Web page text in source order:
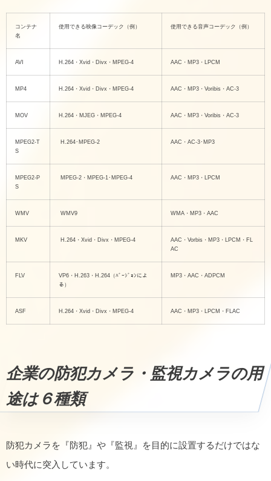
コンテナ
名
使用できる映像コーデック（例） 使用できる音声コーデック（例）
AVI H.264・Xvid・Divx・MPEG-4 AAC・MP3・LPCM
MP4 H.264・Xvid・Divx・MPEG-4 AAC・MP3・Voribis・AC-3
MOV H.264・MJEG・MPEG-4 AAC・MP3・Voribis・AC-3
MPEG2-T
S
H.264･MPEG-2 AAC・AC-3･MP3
MPEG2-P
S
MPEG-2・MPEG-1･MPEG-4 AAC・MP3・LPCM
WMV WMV9 WMA・MP3・AAC
MKV H.264・Xvid・Divx・MPEG-4
AAC・Vorbis・MP3・LPCM・FL
AC
FLV
VP6・H.263・H.264（ﾊﾞｰｼﾞｮﾝによ
る）
MP3・AAC・ADPCM
ASF H.264・Xvid・Divx・MPEG-4 AAC・MP3・LPCM・FLAC
企業の防犯カメラ・監視カメラの用
途は６種類
防犯カメラを『防犯』や『監視』を目的に設置するだけではな
い時代に突入しています。